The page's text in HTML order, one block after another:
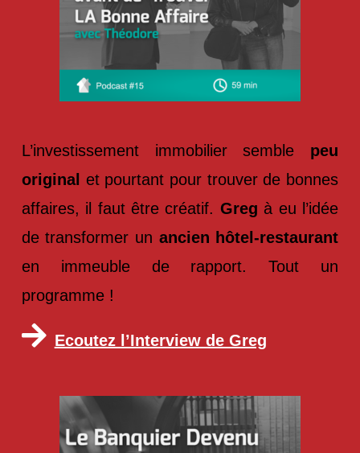
L’investissement immobilier semble peu
original et pourtant pour trouver de bonnes
affaires, il faut être créatif. Greg à eu l’idée
de transformer un ancien hôtel-restaurant
en immeuble de rapport. Tout un
programme !
Ecoutez l’Interview de Greg